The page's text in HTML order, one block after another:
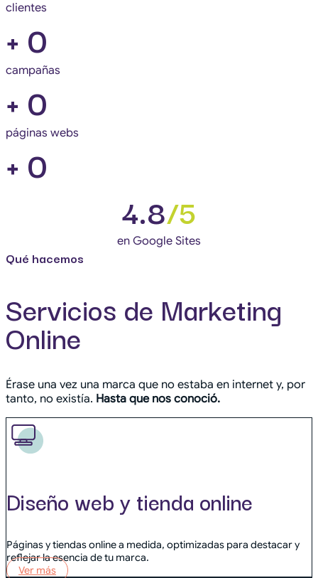
clientes
+ 0
campañas
+ 0
páginas webs
+ 0
4.8/5
en Google Sites
Qué hacemos
Servicios de Marketing
Online
Érase una vez una marca que no estaba en internet y, por
tanto, no existía. Hasta que nos conoció.
Diseño web y tienda online
Páginas y tiendas online a medida, optimizadas para destacar y
reflejar la esencia de tu marca.
Ver más